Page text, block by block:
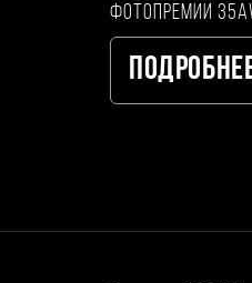
фотопремии